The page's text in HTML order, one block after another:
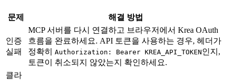
문제 해결 방법
인증
실패
MCP 서버를 다시 연결하고 브라우저에서 Krea OAuth
흐름을 완료하세요. API 토큰을 사용하는 경우, 헤더가
정확히 Authorization: Bearer KREA_API_TOKEN인지,
토큰이 취소되지 않았는지 확인하세요.
클라